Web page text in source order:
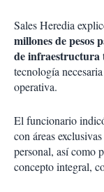
Sales Heredia
millones de pesos
de infraestructura
tecnología
operativa.
El funcionario
con áreas
personal, así como
concepto integral,